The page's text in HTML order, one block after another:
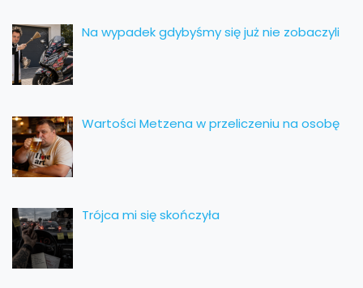
Na wypadek gdybyśmy się już nie zobaczyli
Wartości Metzena w przeliczeniu na osobę
Trójca mi się skończyła